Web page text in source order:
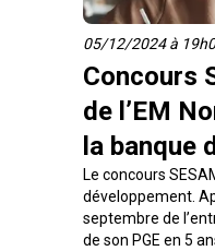
05/12/2024 à
Concours
de l’EM
la banque
Le concours
développement.
septembre de
de son PGE en 5